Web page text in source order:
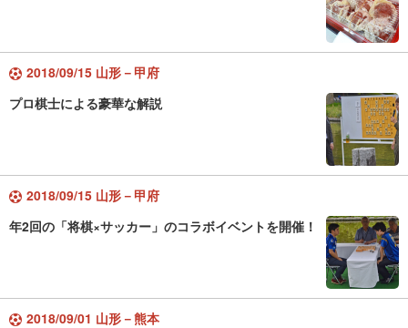
2018/09/15 山形－甲府
プロ棋士による豪華な解説
2018/09/15 山形－甲府
年2回の「将棋×サッカー」のコラボイベントを開催！
2018/09/01 山形－熊本